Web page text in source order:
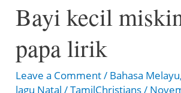
Christmas
yenigun
magzhchi
Bayi kecil
papa lirik
Leave a Comment/ Bahasa Melayu,
lagu Natal /TamilChristians/